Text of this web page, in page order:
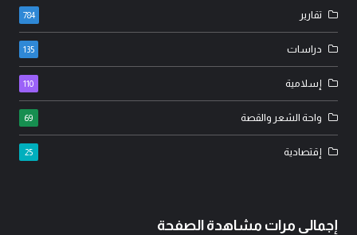
تقارير 784
دراسات 135
إسلامية 110
واحة الشعر والقصة 69
إقتصادية 25
إجمالي مرات مشاهدة الصفحة